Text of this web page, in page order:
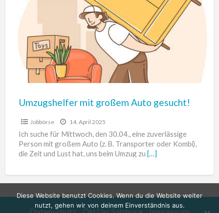
großem
Auto
gesucht!
Umzugshelfer mit großem Auto gesucht!
Jobbörse 14. April 2025
Ich suche für Mittwoch, den 30.04., eine zuverlässige
Person mit großem Auto (z. B. Transporter oder Kombi),
die Zeit und Lust hat, uns beim Umzug zu […]
Diese Website benutzt Cookies. Wenn du die Website weiter
nutzt, gehen wir von deinem Einverständnis aus.